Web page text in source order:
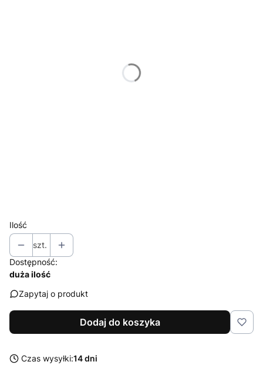
Ilość
szt.
Dostępność:
duża ilość
Zapytaj o produkt
Dodaj do koszyka
Czas wysyłki:14 dni